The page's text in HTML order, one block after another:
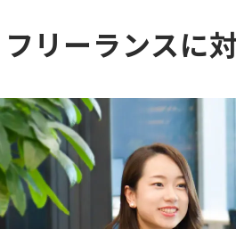
フリーランスに